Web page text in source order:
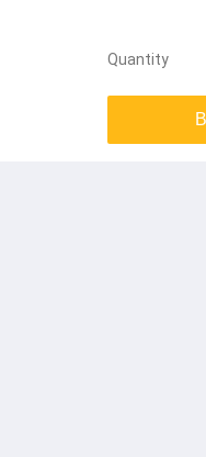
Quantity